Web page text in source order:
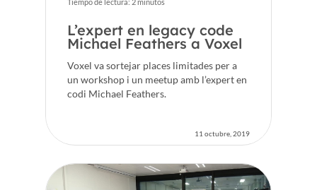
L’expert en legacy code
Michael Feathers a Voxel
Voxel va sortejar places limitades per a
un workshop i un meetup amb l’expert en
codi Michael Feathers.
11 octubre, 2019